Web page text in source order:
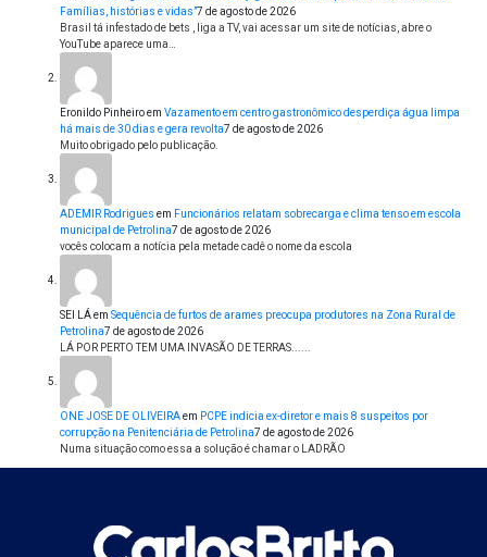
Famílias, histórias e vidas”7 de agosto de 2026
Brasil tá infestado de bets , liga a TV, vai acessar um site de notícias, abre o
YouTube aparece uma…
Eronildo Pinheiroem Vazamento em centro gastronômico desperdiça água limpa
há mais de 30 dias e gera revolta7 de agosto de 2026
Muito obrigado pelo publicação.
ADEMIR Rodrigues em Funcionários relatam sobrecarga e clima tenso em escola
municipal de Petrolina7 de agosto de 2026
vocês colocam a notícia pela metade cadê o nome da escola
SEI LÁem Sequência de furtos de arames preocupa produtores na Zona Rural de
Petrolina7 de agosto de 2026
LÁ POR PERTO TEM UMA INVASÃO DE TERRAS......
ONE JOSE DE OLIVEIRAem PCPE indicia ex-diretor e mais 8 suspeitos por
corrupção na Penitenciária de Petrolina7 de agosto de 2026
Numa situação como essa a solução é chamar o LADRÃO